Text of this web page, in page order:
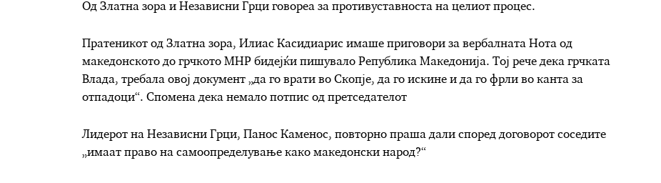
Од Златна зора и Независни Грци говореа за противуставноста на целиот процес.
Пратеникот од Златна зора, Илиас Касидиарис имаше приговори за вербалната Нота од
македонското до грчкото МНР бидејќи пишувало Република Македонија. Тој рече дека грчката
Влада, требала овој документ „да го врати во Скопје, да го искине и да го фрли во канта за
отпадоци“. Спомена дека немало потпис од претседателот
Лидерот на Независни Грци, Панос Каменос, повторно праша дали според договорот соседите
„имаат право на самоопределување како македонски народ?“